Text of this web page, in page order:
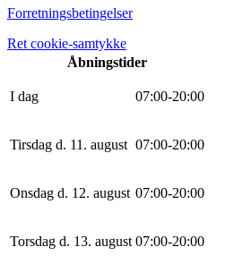
Forretningsbetingelser
Ret cookie-samtykke
Åbningstider
I dag 07:00-20:00
Tirsdag d. 11. august 07:00-20:00
Onsdag d. 12. august 07:00-20:00
Torsdag d. 13. august 07:00-20:00